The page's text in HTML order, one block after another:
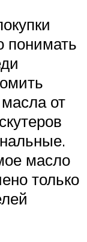
понимать
от
масло
только